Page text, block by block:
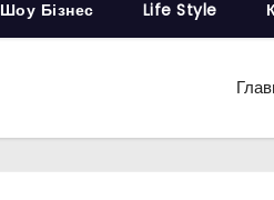
Шоу Бізнес Life Style